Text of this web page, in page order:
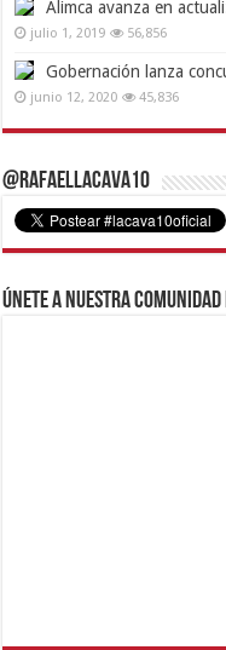
Alimca avanza en
julio 1, 2019 56,856
Gobernación lanza
junio 12, 2020 45,836
@RafaelLacava10
Únete a nuestra comunidad